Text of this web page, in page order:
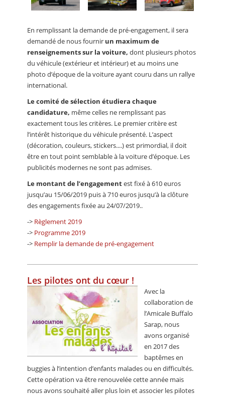
En remplissant la demande de pré-engagement, il sera
demandé de nous fournir un maximum de
renseignements sur la voiture, dont plusieurs photos
du véhicule (extérieur et intérieur) et au moins une
photo d’époque de la voiture ayant couru dans un rallye
international.
Le comité de sélection étudiera chaque
candidature, même celles ne remplissant pas
exactement tous les critères. Le premier critère est
l’intérêt historique du véhicule présenté. L’aspect
(décoration, couleurs, stickers....) est primordial, il doit
être en tout point semblable à la voiture d’époque. Les
publicités modernes ne sont pas admises.
Le montant de l’engagementest fixé à 610 euros
jusqu’au 15/06/2019 puis à 710 euros jusqu’à la clôture
des engagements fixée au 24/07/2019..
-> Règlement 2019
-> Programme 2019
-> Remplir la demande de pré-engagement
Les pilotes ont du cœur !
Avec la
collaboration de
l’Amicale Buffalo
Sarap, nous
avons organisé
en 2017 des
baptêmes en
buggies à l’intention d’enfants malades ou en difficultés.
Cette opération va être renouvelée cette année mais
nous avons souhaité aller plus loin et associer les pilotes